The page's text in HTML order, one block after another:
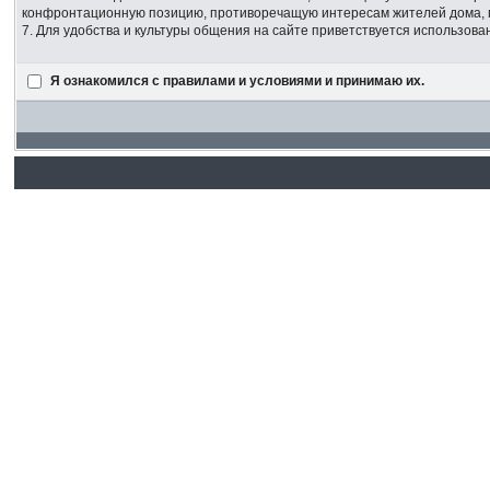
конфронтационную позицию, противоречащую интересам жителей
7. Для удобства и культуры общения на сайте приветствуется
Я ознакомился с правилами и условиями и принимаю их.